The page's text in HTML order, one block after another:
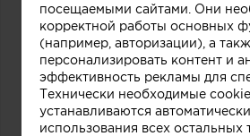
посещаемыми сайтами. Они
корректной работы основных
(например, авторизации), а
персонализировать контент и
эффективность рекламы для
Технически необходимые cookie
устанавливаются
использования всех остальных